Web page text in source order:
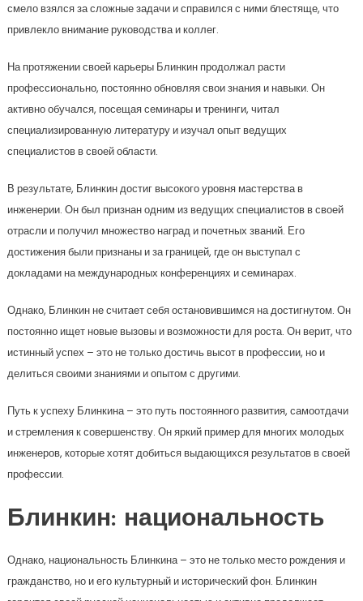
смело взялся за сложные задачи и справился с ними блестяще, что
привлекло внимание руководства и коллег.
На протяжении своей карьеры Блинкин продолжал расти
профессионально, постоянно обновляя свои знания и навыки. Он
активно обучался, посещая семинары и тренинги, читал
специализированную литературу и изучал опыт ведущих
специалистов в своей области.
В результате, Блинкин достиг высокого уровня мастерства в
инженерии. Он был признан одним из ведущих специалистов в своей
отрасли и получил множество наград и почетных званий. Его
достижения были признаны и за границей, где он выступал с
докладами на международных конференциях и семинарах.
Однако, Блинкин не считает себя остановившимся на достигнутом. Он
постоянно ищет новые вызовы и возможности для роста. Он верит, что
истинный успех – это не только достичь высот в профессии, но и
делиться своими знаниями и опытом с другими.
Путь к успеху Блинкина – это путь постоянного развития, самоотдачи
и стремления к совершенству. Он яркий пример для многих молодых
инженеров, которые хотят добиться выдающихся результатов в своей
профессии.
Блинкин: национальность
Однако, национальность Блинкина – это не только место рождения и
гражданство, но и его культурный и исторический фон. Блинкин